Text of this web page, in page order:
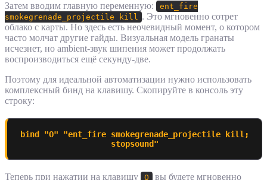
Затем вводим главную переменную:
ent_fire
smokegrenade_projectile kill . Это мгновенно сотрет
облако с карты. Но здесь есть неочевидный момент, о котором
часто молчат другие гайды. Визуальная модель гранаты
исчезнет, но ambient-звук шипения может продолжать
воспроизводиться ещё секунду-две.
Поэтому для идеальной автоматизации нужно использовать
комплексный бинд на клавишу. Скопируйте в консоль эту
строку:
bind "O" "ent_fire smokegrenade_projectile kill;
stopsound"
Теперь при нажатии на клавишу O
вы будете мгновенно